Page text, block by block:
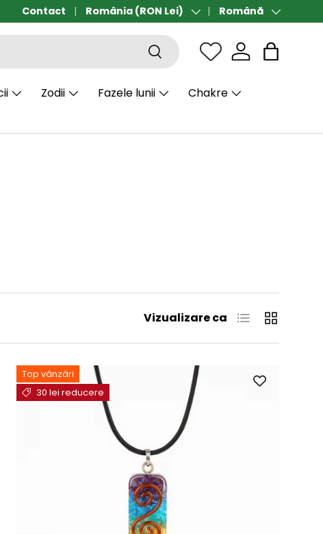
Transport gratuit de la 190 lei
Contact Țară/Regiune
România (RON Lei) LimbăRomână
Căutare Sac
Zodii Fazele lunii
Chakre
Vizualizare ca Listă Grilă
Top vânzări
30 lei reducere